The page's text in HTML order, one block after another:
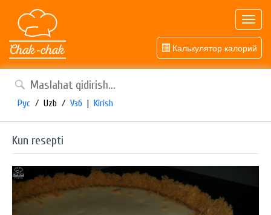
Калькулятор калорий
Рус / Uzb / Узб | Kirish
Kun resepti